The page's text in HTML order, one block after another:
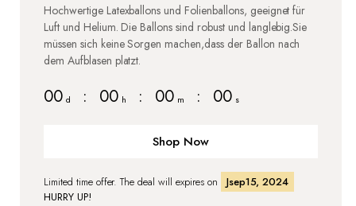
Hochwertige Latexballons und Folienballons, geeignet für
Luft und Helium. Die Ballons sind robust und langlebig.Sie
müssen sich keine Sorgen machen,dass der Ballon nach
dem Aufblasen platzt.
00 d : 00 h : 00 m : 00 s
Shop Now
Limited time offer. The deal will expires on
Jsep15, 2024
HURRY UP!